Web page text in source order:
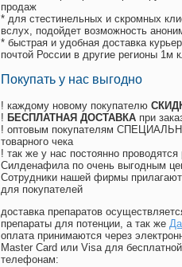
продаж
* для стестинельных и скромных
вслух, подойдет возможность
* быстрая и удобная доставка
почтой России в другие регионы 1м
Покупать у нас выгодно
! каждому новому покупателю
! БЕСПЛАТНАЯ ДОСТАВКА при
! оптовым покупателям
товарного чека
! так же у нас постоянно
Силденафила по очень выгодным
Cотрудники нашей фирмы
для покупателей
доставка препаратов
препараты для потенции, а так же
оплата принимаются через
Master Card или Visa для
телефонам: